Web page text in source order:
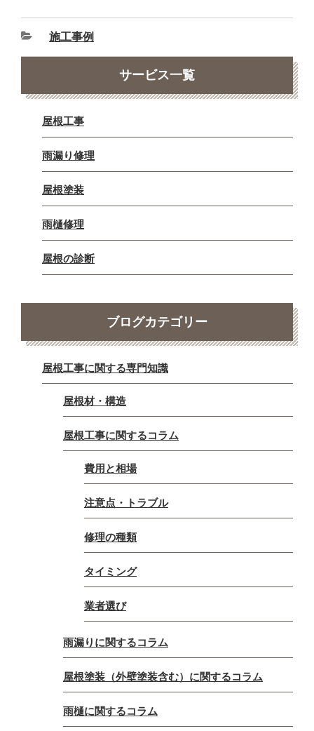
施工事例
サービス一覧
屋根工事
雨漏り修理
屋根塗装
雨樋修理
屋根の診断
ブログカテゴリー
屋根工事に関する専門知識
屋根材・構造
屋根工事に関するコラム
費用と相場
注意点・トラブル
修理の種類
タイミング
業者選び
雨漏りに関するコラム
屋根塗装（外壁塗装含む）に関するコラム
雨樋に関するコラム